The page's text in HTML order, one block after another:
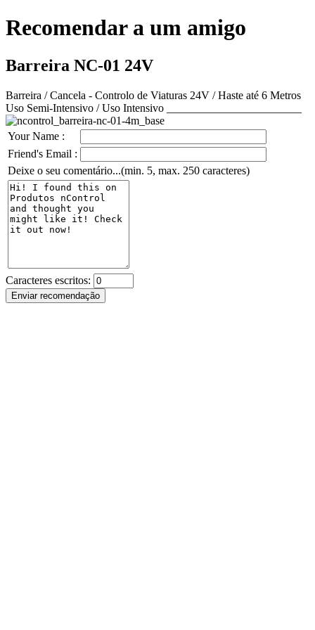
Recomendar a um amigo
Barreira NC-01 24V
Barreira / Cancela - Controlo de Viaturas 24V / Haste até 6 Metros
Uso Semi-Intensivo / Uso Intensivo ________________________
Your Name :
Friend's Email :
Deixe o seu comentário...(min. 5, max. 250 caracteres)
Caracteres escritos: